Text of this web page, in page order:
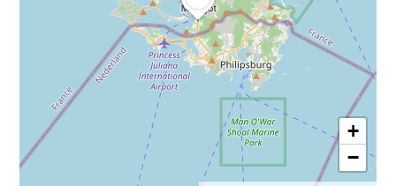
+
−